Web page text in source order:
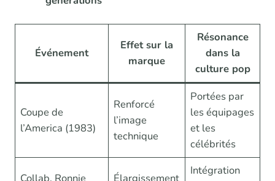
Événement
Effet sur la
marque
Résonance
dans la
culture pop
Coupe de
l’America (1983)
Renforcé
l’image
technique
Portées par
les équipages
et les
célébrités
Collab. Ronnie
Élargissement
Intégration